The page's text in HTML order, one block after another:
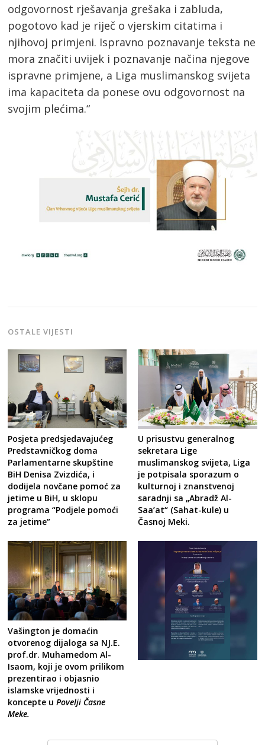
odgovornost rješavanja grešaka i zabluda,
pogotovo kad je riječ o vjerskim citatima i
njihovoj primjeni. Ispravno poznavanje teksta ne
mora značiti uvijek i poznavanje načina njegove
ispravne primjene, a Liga muslimanskog svijeta
ima kapaciteta da ponese ovu odgovornost na
svojim plećima.“
OSTALE VIJESTI
Posjeta predsjedavajućeg
Predstavničkog doma
Parlamentarne skupštine
BiH Denisa Zvizdića, i
dodijela novčane pomoć za
jetime u BiH, u sklopu
programa “Podjele pomoći
za jetime”
U prisustvu generalnog
sekretara Lige
muslimanskog svijeta, Liga
je potpisala sporazum o
kulturnoj i znanstvenoj
saradnji sa „Abradž Al-
Saa’at“ (Sahat-kule) u
Časnoj Meki.
Vašington je domaćin
otvorenog dijaloga sa NJ.E.
prof.dr. Muhamedom Al-
Isaom, koji je ovom prilikom
prezentirao i objasnio
islamske vrijednosti i
koncepte uPovelji Časne
Meke.